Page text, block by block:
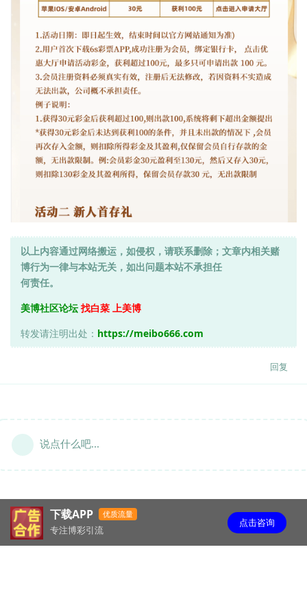
以上内容通过网络搬运，如侵权，请联系删除；文章内相关赌
博行为一律与本站无关，如出问题本站不承担任
何责任。
美博社区论坛 找白菜 上美博
转发请注明出处： https://meibo666.com
回复
说点什么吧...
下载APP 优质流量
专注博彩引流
点击咨询